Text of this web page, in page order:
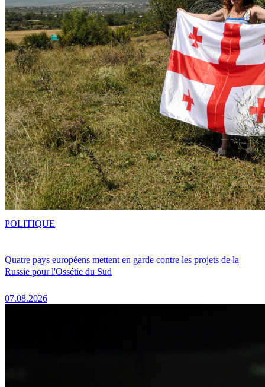
Quatre pays européens mettent en garde contre les projets de la
Russie pour l'Ossétie du Sud
07.08.2026
POLITIQUE